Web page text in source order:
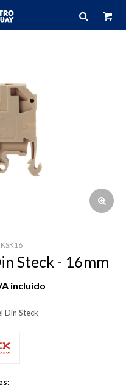
Steck - 16mm
incluido
Din Steck